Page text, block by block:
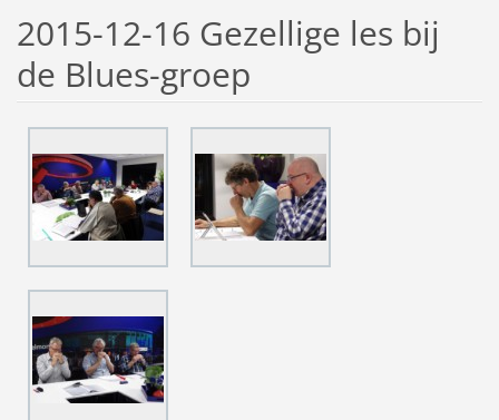
2015-12-16 Gezellige les bij
de Blues-groep